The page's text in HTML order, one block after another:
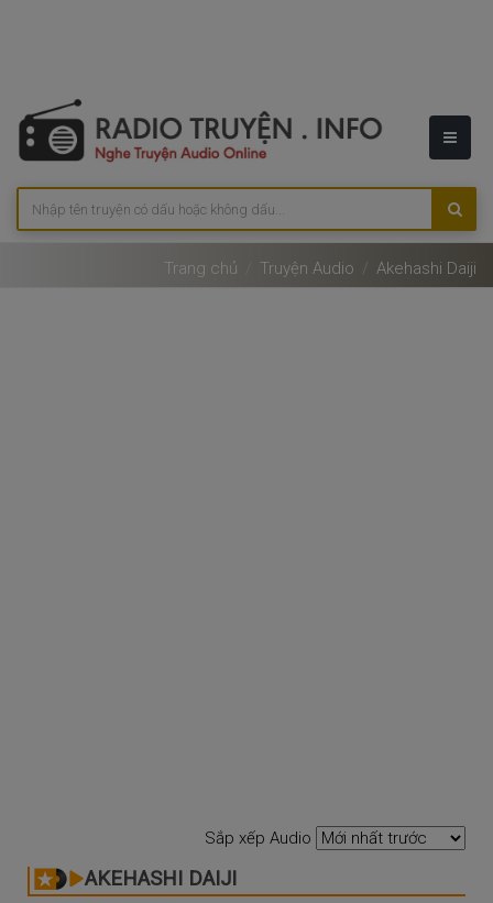
Trang chủ Truyện Audio Akehashi Daiji
Sắp xếp Audio
AKEHASHI DAIJI